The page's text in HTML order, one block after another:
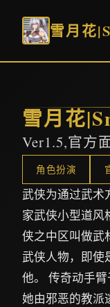
雪月花
雪月花
Ver1.5,官方
角色扮演
武侠为通过武术
家武侠小型道风
侠之中区叫做武
武侠人物，即使
他。 传奇动手臂
她由邪恶的教派